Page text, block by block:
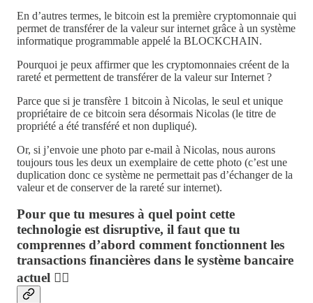
En d’autres termes, le bitcoin est la première cryptomonnaie qui
permet de transférer de la valeur sur internet grâce à un système
informatique programmable appelé la BLOCKCHAIN.
Pourquoi je peux affirmer que les cryptomonnaies créent de la
rareté et permettent de transférer de la valeur sur Internet ?
Parce que si je transfère 1 bitcoin à Nicolas, le seul et unique
propriétaire de ce bitcoin sera désormais Nicolas (le titre de
propriété a été transféré et non dupliqué).
Or, si j’envoie une photo par e-mail à Nicolas, nous aurons
toujours tous les deux un exemplaire de cette photo (c’est une
duplication donc ce système ne permettait pas d’échanger de la
valeur et de conserver de la rareté sur internet).
Pour que tu mesures à quel point cette
technologie est disruptive, il faut que tu
comprennes d’abord comment fonctionnent les
transactions financières dans le système bancaire
actuel 👇🏻